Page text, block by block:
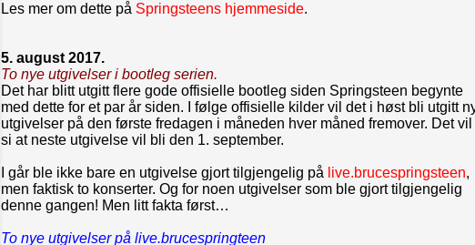
Les mer om dette på Springsteens hjemmeside.
5. august 2017.
To nye utgivelser i bootleg serien.
Det har blitt utgitt flere gode offisielle bootleg siden Springsteen begynte
med dette for et par år siden. I følge offisielle kilder vil det i høst bli utgitt
utgivelser på den første fredagen i måneden hver måned fremover. Det vil
si at neste utgivelse vil bli den 1. september.
I går ble ikke bare en utgivelse gjort tilgjengelig på live.brucespringsteen,
men faktisk to konserter. Og for noen utgivelser som ble gjort tilgjengelig
denne gangen! Men litt fakta først…
To nye utgivelser på live.brucespringteen